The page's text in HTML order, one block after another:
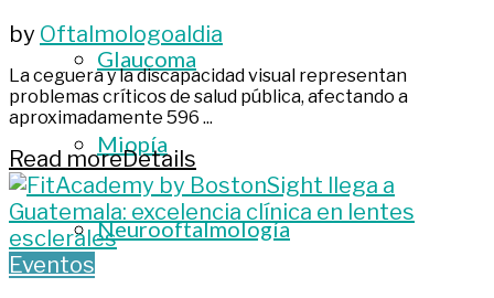
Glaucoma
Miopía
Neurooftalmología
by Oftalmologoaldia
La ceguera y la discapacidad visual representan
problemas críticos de salud pública, afectando a
aproximadamente 596 ...
Read moreDetails
Eventos